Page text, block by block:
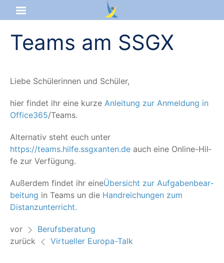
Startseite
Lernangebot
Service & Infos
Teams am SSGX
Lie­be Schü­le­rin­nen und Schüler,
hier fin­det ihr eine kur­ze Anlei­tung zur Anmel­dung in
Office365/​Teams.
Alter­na­tiv steht euch unter
https://teams.hilfe.ssgxanten.de auch eine Online-Hil­
fe zur Verfügung.
Außer­dem fin­det ihr eineÜber­sicht zur Auf­ga­ben­be­ar­
bei­tung in Teams un die Hand­rei­chun­gen zum
Distanzunterricht.
vor
Berufsberatung
zurück
Virtueller Europa-Talk